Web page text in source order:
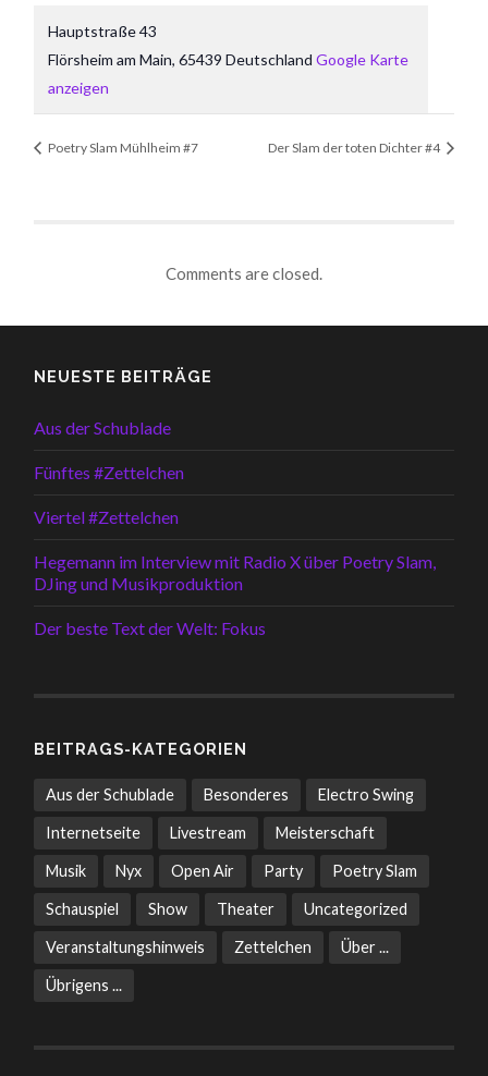
Hauptstraße 43
Flörsheim am Main, 65439 Deutschland Google Karte
anzeigen
Poetry Slam Mühlheim #7 Der Slam der toten Dichter #4
Comments are closed.
NEUESTE BEITRÄGE
Aus der Schublade
Fünftes #Zettelchen
Viertel #Zettelchen
Hegemann im Interview mit Radio X über Poetry Slam,
DJing und Musikproduktion
Der beste Text der Welt: Fokus
BEITRAGS-KATEGORIEN
Aus der Schublade Besonderes Electro Swing
Internetseite Livestream Meisterschaft
Musik Nyx Open Air Party Poetry Slam
Schauspiel Show Theater Uncategorized
Veranstaltungshinweis Zettelchen Über ...
Übrigens ...